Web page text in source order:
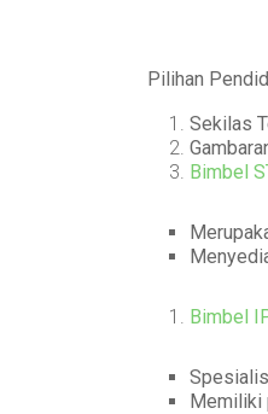
Pilihan
Sekilas
Bimbel
Bimbel
Memiliki